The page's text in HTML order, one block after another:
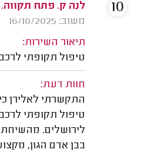
לנה ק. פתח תקווה.
משוב: 16/10/2025
תיאור השירות:
טיפול תקופתי
חוות דעת:
התקשרתי לאלירן
טיפול תקופתי
לירושלים.
בבן אדם הגון,
10